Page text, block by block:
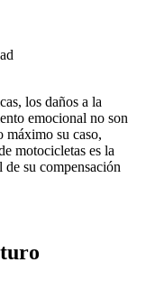
los daños a la
emocional no son
máximo su caso,
motocicletas es la
su compensación